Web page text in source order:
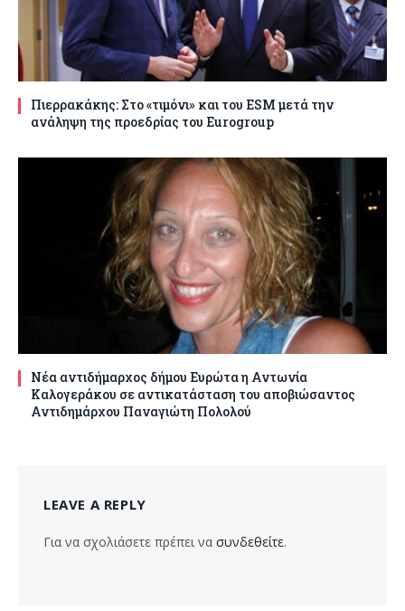
Πιερρακάκης: Στο «τιμόνι» και του ESM μετά την
ανάληψη της προεδρίας του Eurogroup
Νέα αντιδήμαρχος δήμου Ευρώτα η Αντωνία
Καλογεράκου σε αντικατάσταση του αποβιώσαντος
Αντιδημάρχου Παναγιώτη Πολολού
LEAVE A REPLY
Για να σχολιάσετε πρέπει να συνδεθείτε.